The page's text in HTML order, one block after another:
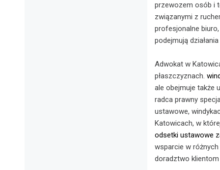
przewozem osób i
związanymi z
profesjonalne
podejmują
Adwokat w
płaszczyznach.
ale obejmuje także
radca prawny
ustawowe,
Katowicach, w
odsetki ustawowe
wsparcie w
doradztwo